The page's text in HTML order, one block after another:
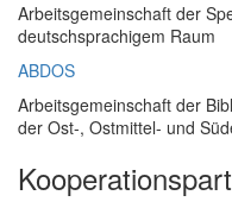
Arbeitsgemeinschaft der
deutschsprachigem Raum
ABDOS
Arbeitsgemeinschaft der
der Ost-, Ostmittel- und